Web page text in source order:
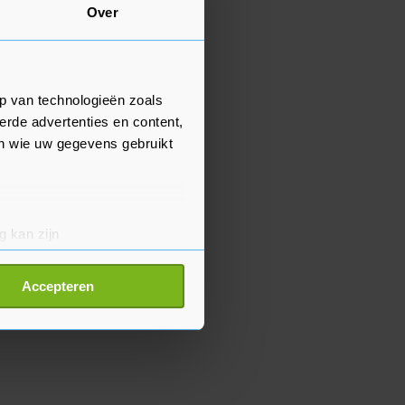
Over
van technologieën zoals
advertenties en content,
wie uw gegevens gebruikt
kan zijn
detailgedeelte
Accepteren